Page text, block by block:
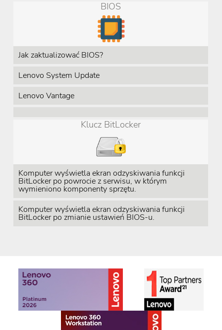
BIOS
Jak zaktualizować BIOS?
Lenovo System Update
Lenovo Vantage
Klucz BitLocker
Komputer wyświetla ekran odzyskiwania funkcji
BitLocker po powrocie z serwisu, w którym
wymieniono komponenty sprzętu.
Komputer wyświetla ekran odzyskiwania funkcji
BitLocker po zmianie ustawień BIOS-u.